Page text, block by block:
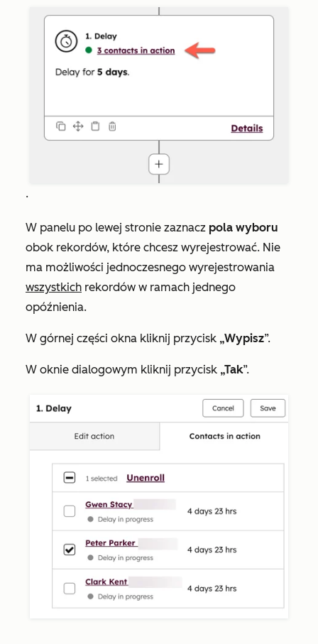
.
W panelu po lewej stronie zaznacz pola wyboru
obok rekordów, które chcesz wyrejestrować. Nie
ma możliwości jednoczesnego wyrejestrowania
wszystkich rekordów w ramach jednego
opóźnienia.
W górnej części okna kliknij przycisk „Wypisz”.
W oknie dialogowym kliknij przycisk „Tak”.